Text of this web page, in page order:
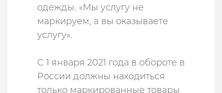
одежды. «Мы услугу не
маркируем, а вы оказываете
услугу».
С 1 января 2021 года в обороте в
России должны находиться
только маркированные товары